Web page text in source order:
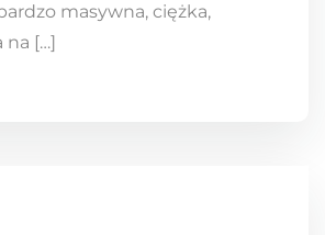
masywna, ciężka,
na […]